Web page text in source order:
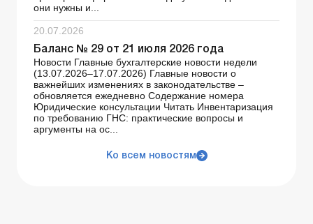
они нужны и...
20.07.2026
Баланс № 29 от 21 июля 2026 года
Новости Главные бухгалтерские новости недели
(13.07.2026–17.07.2026) Главные новости о
важнейших изменениях в законодательстве –
обновляется ежедневно Содержание номера
Юридические консультации Читать Инвентаризация
по требованию ГНС: практические вопросы и
аргументы на ос...
Ко всем новостям